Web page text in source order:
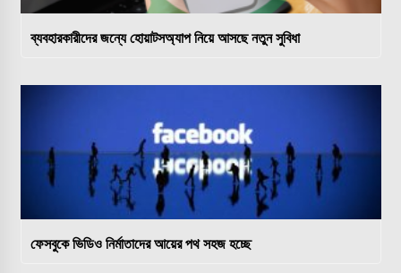
ব্যবহারকারীদের জন্যে হোয়াটসঅ্যাপ নিয়ে আসছে নতুন সুবিধা
ফেসবুকে ভিডিও নির্মাতাদের আয়ের পথ সহজ হচ্ছে